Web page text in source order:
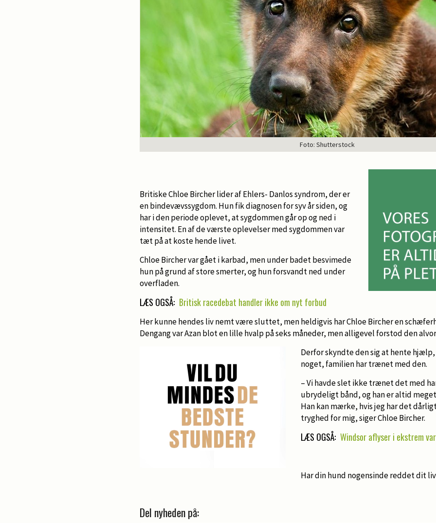
Foto: Shutterstock
Britiske Chloe Bircher lider af Ehlers- Danlos syndrom, der er
en bindevævssygdom. Hun fik diagnosen for syv år siden, og
har i den periode oplevet, at sygdommen går op og ned i
intensitet. En af de værste oplevelser med sygdommen var
tæt på at koste hende livet.
Chloe Bircher var gået i karbad, men under badet besvimede
hun på grund af store smerter, og hun forsvandt ned under
overfladen.
LÆS OGSÅ: Britisk racedebat handler ikke om nyt forbud
Her kunne hendes liv nemt være sluttet, men heldigvis har Chloe Bircher en
Dengang var Azan blot en lille hvalp på seks måneder, men alligevel forstod den
Derfor skyndte den sig at hente
noget, familien har trænet med den.
– Vi havde slet ikke trænet det med
ubrydeligt bånd, og han er altid
Han kan mærke, hvis jeg har det
tryghed for mig, siger Chloe Bircher.
LÆS OGSÅ: Windsor aflyser i ekstrem
Har din hund nogensinde reddet dit
Del nyheden på: